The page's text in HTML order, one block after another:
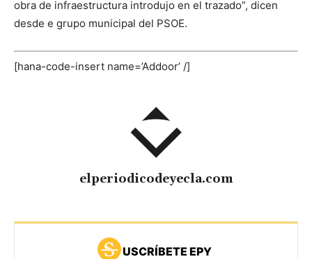
obra de infraestructura introdujo en el trazado”, dicen
desde e grupo municipal del PSOE.
[hana-code-insert name=’Addoor’ /]
elperiodicodeyecla.com
USCRÍBETE EPY